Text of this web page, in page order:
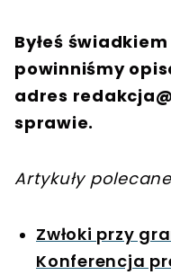
Byłeś
powinniśmy
adres
sprawie.
Artykuły
Zwłoki przy
Konferencja